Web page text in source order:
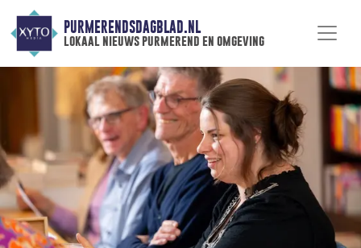
PURMERENDSDAGBLAD.NL
lokaal nieuws purmerend en omgeving